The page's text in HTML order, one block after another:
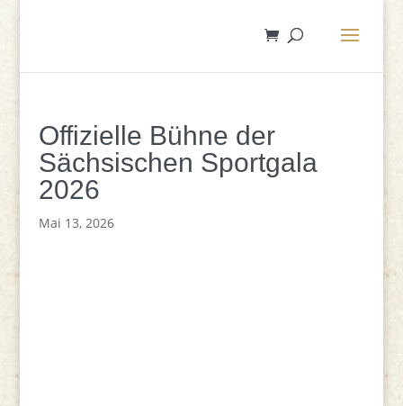
Offizielle Bühne der
Sächsischen Sportgala
2026
Mai 13, 2026